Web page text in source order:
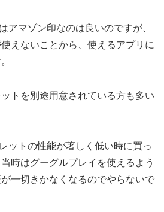
アマゾン印なのは良いのですが、
えないことから、使えるアプリに
トを別途用意されている方も多い
ットの性能が著しく低い時に買っ
時はグーグルプレイを使えるよう
一切きかなくなるのでやらないで